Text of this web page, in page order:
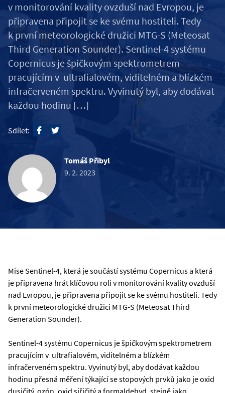
v monitorování kvality ovzduší nad Evropou, je
připravena připojit se ke svému hostiteli. Tedy
k první meteorologické družici MTG-S (Meteosat
Third Generation Sounder). Sentinel-4 systému
Copernicus je špičkovým spektrometrem
pracujícím v ultrafialovém, viditelném a blízkém
infračerveném spektru. Vyvinutý byl, aby dodávat
každou hodinu […]
Sdílet:
Tomáš Přibyl
9. 2. 2023
Mise Sentinel-4, která je součástí systému Copernicus a která
je připravena hrát klíčovou roli v monitorování kvality ovzduší
nad Evropou, je připravena připojit se ke svému hostiteli. Tedy
k první meteorologické družici MTG-S (Meteosat Third
Generation Sounder).
Sentinel-4 systému Copernicus je špičkovým spektrometrem
pracujícím v ultrafialovém, viditelném a blízkém
infračerveném spektru. Vyvinutý byl, aby dodávat každou
hodinu přesná měření týkající se stopových prvků jako je oxid
dusičitý, ozón, oxid siřičitý a formaldehyd, stejně jako